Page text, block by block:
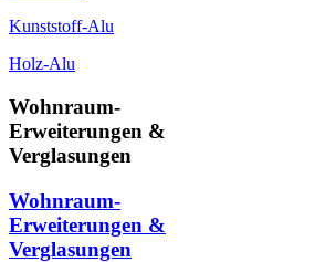
Kunststoff-Alu
Holz-Alu
Wohnraum-
Erweiterungen &
Verglasungen
Wohnraum-
Erweiterungen &
Verglasungen